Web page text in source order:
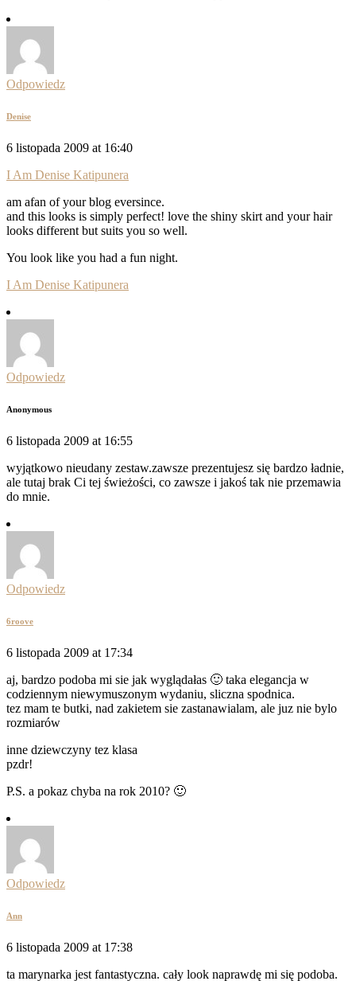
Odpowiedz
Denise
6 listopada 2009 at 16:40
I Am Denise Katipunera
am afan of your blog eversince.
and this looks is simply perfect! love the shiny skirt and your hair
looks different but suits you so well.
You look like you had a fun night.
I Am Denise Katipunera
Odpowiedz
Anonymous
6 listopada 2009 at 16:55
wyjątkowo nieudany zestaw.zawsze prezentujesz się bardzo ładnie,
ale tutaj brak Ci tej świeżości, co zawsze i jakoś tak nie przemawia
do mnie.
Odpowiedz
6roove
6 listopada 2009 at 17:34
aj, bardzo podoba mi sie jak wyglądałas 🙂 taka elegancja w
codziennym niewymuszonym wydaniu, sliczna spodnica.
tez mam te butki, nad zakietem sie zastanawialam, ale juz nie bylo
rozmiarów
inne dziewczyny tez klasa
pzdr!
P.S. a pokaz chyba na rok 2010? 🙂
Odpowiedz
Ann
6 listopada 2009 at 17:38
ta marynarka jest fantastyczna. cały look naprawdę mi się podoba.